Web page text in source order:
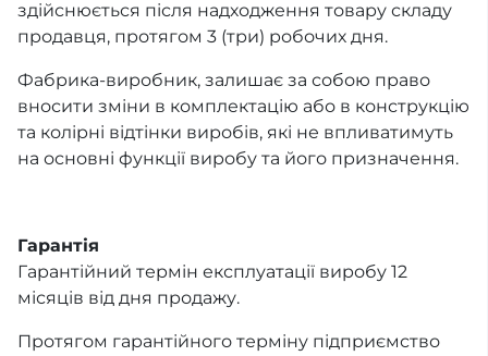
здійснюється після надходження товару складу
продавця, протягом 3 (три) робочих дня.
Фабрика-виробник, залишає за собою право
вносити зміни в комплектацію або в конструкцію
та колірні відтінки виробів, які не впливатимуть
на основні функції виробу та його призначення.
Гарантія
Гарантійний термін експлуатації виробу 12
місяців від дня продажу.
Протягом гарантійного терміну підприємство